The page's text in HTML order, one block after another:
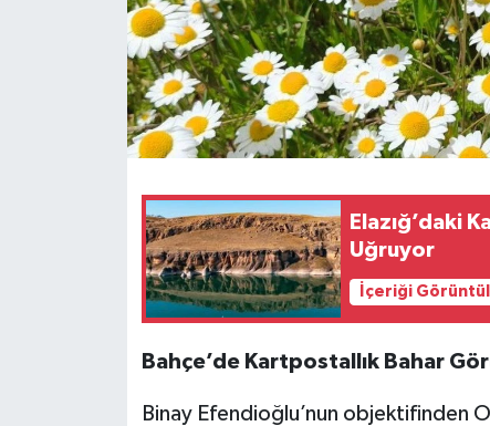
Elazığ’daki
Uğruyor
İçeriği
Bahçe’de Kartpostallık Bahar
Binay Efendioğlu’nun objektifinden